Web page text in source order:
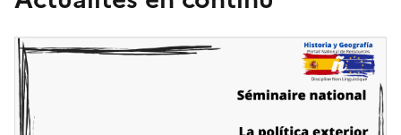
Image
de
couverture
(conseillée)